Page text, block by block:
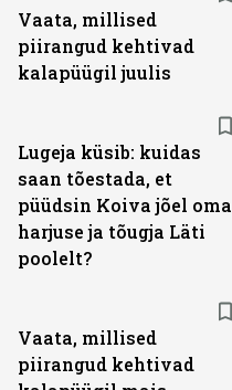
Vaata, millised
piirangud kehtivad
kalapüügil juulis
Lugeja küsib: kuidas
saan tõestada, et
püüdsin Koiva jõel oma
harjuse ja tõugja Läti
poolelt?
Vaata, millised
piirangud kehtivad